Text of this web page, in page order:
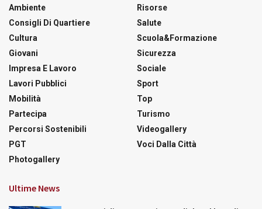
Ambiente
Consigli Di Quartiere
Cultura
Giovani
Impresa E Lavoro
Lavori Pubblici
Mobilità
Partecipa
Percorsi Sostenibili
PGT
Photogallery
Risorse
Salute
Scuola&Formazione
Sicurezza
Sociale
Sport
Top
Turismo
Videogallery
Voci Dalla Città
Ultime News